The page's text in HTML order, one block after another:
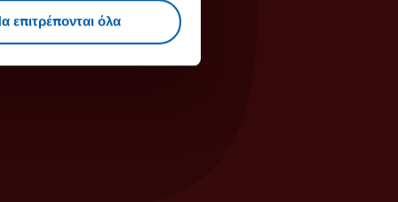
επιτρέπονται όλα